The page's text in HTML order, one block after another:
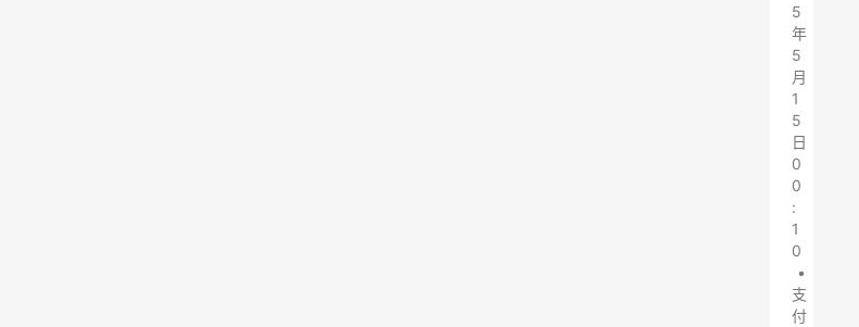
5
年
5
月
1
5
日
0
0
:
1
0
•
支
付